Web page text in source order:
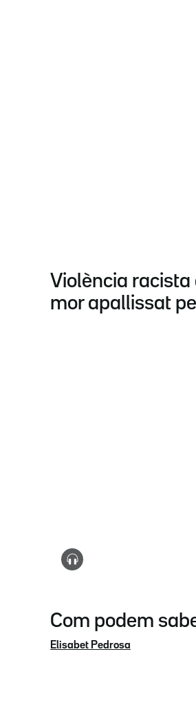
Violència racista
mor apallissat
Com podem
Elisabet Pedrosa